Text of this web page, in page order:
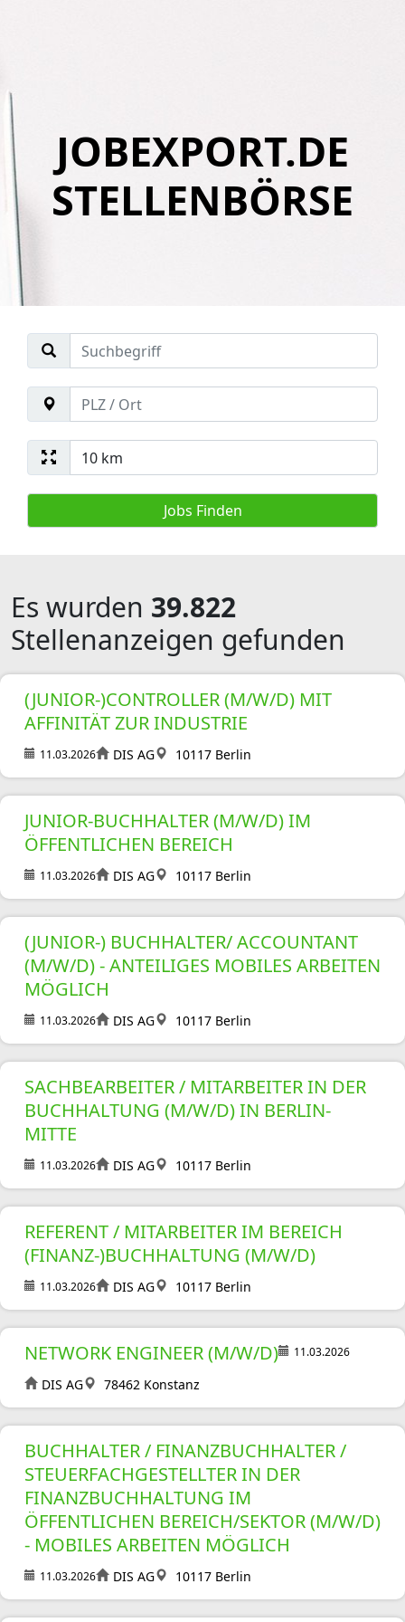
JOBEXPORT.DE
STELLENBÖRSE
Es wurden 39.822
Stellenanzeigen gefunden
(JUNIOR-)CONTROLLER (M/W/D) MIT
AFFINITÄT ZUR INDUSTRIE
11.03.2026 DIS AG 10117 Berlin
JUNIOR-BUCHHALTER (M/W/D) IM
ÖFFENTLICHEN BEREICH
11.03.2026 DIS AG 10117 Berlin
(JUNIOR-) BUCHHALTER/ ACCOUNTANT
(M/W/D) - ANTEILIGES MOBILES ARBEITEN
MÖGLICH
11.03.2026 DIS AG 10117 Berlin
SACHBEARBEITER / MITARBEITER IN DER
BUCHHALTUNG (M/W/D) IN BERLIN-
MITTE
11.03.2026 DIS AG 10117 Berlin
REFERENT / MITARBEITER IM BEREICH
(FINANZ-)BUCHHALTUNG (M/W/D)
11.03.2026 DIS AG 10117 Berlin
NETWORK ENGINEER (M/W/D) 11.03.2026
DIS AG 78462 Konstanz
BUCHHALTER / FINANZBUCHHALTER /
STEUERFACHGESTELLTER IN DER
FINANZBUCHHALTUNG IM
ÖFFENTLICHEN BEREICH/SEKTOR (M/W/D)
- MOBILES ARBEITEN MÖGLICH
11.03.2026 DIS AG 10117 Berlin